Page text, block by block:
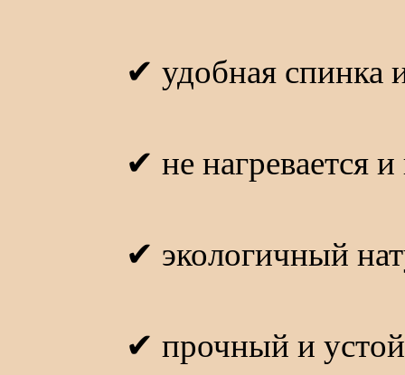
✔ удобная спинка
✔ не нагревается
✔ экологичный
✔ прочный и